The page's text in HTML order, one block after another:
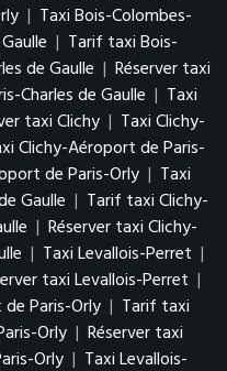
| Taxi Bois-Colombes-
| Tarif taxi Bois-
de Gaulle | Réserver taxi
Charles de Gaulle | Taxi
taxi Clichy | Taxi Clichy-
Clichy-Aéroport de Paris-
de Paris-Orly | Taxi
Gaulle | Tarif taxi Clichy-
| Réserver taxi Clichy-
| Taxi Levallois-Perret |
taxi Levallois-Perret |
Paris-Orly | Tarif taxi
Orly | Réserver taxi
Orly | Taxi Levallois-